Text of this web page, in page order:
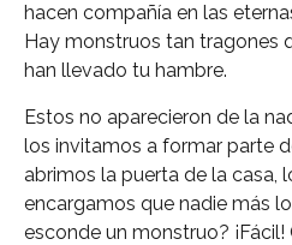
hacen compañía en las
Hay monstruos tan tragones
han llevado tu hambre.
Estos no aparecieron de la
los invitamos a formar parte
abrimos la puerta de la casa,
encargamos que nadie más
esconde un monstruo?